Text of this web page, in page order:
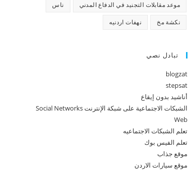
موعد مقابلات التجنيد في الدفاع المدني ناس
نكشة مخ نهفات اردنيه
تبادل نصي
blogzat
stepsat
أناشيد بدون إيقاع
الشبكات الاجتماعية على شبكة الإنترنت Social Networks
Web
تعلم الشبكات الاجتماعيه
تعلم الفيس بوك
موقع جذاب
موقع سيارات الاردن